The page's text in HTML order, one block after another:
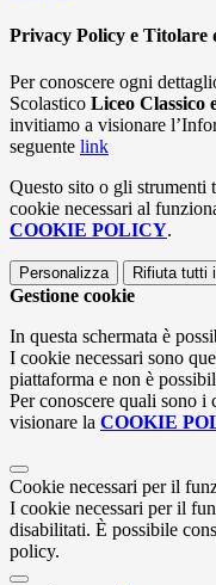
Privacy Policy e Titolare
Per conoscere ogni
Scolastico Liceo Classico
invitiamo a visionare
seguente link
Questo sito o gli strumenti
cookie necessari al
COOKIE POLICY.
Personalizza Rifiuta tutti
Gestione cookie
In questa schermata è
I cookie necessari sono
piattaforma e non è
Per conoscere quali sono i
visionare la COOKIE
Cookie necessari per il
I cookie necessari per il
disabilitati. È possibile
policy.